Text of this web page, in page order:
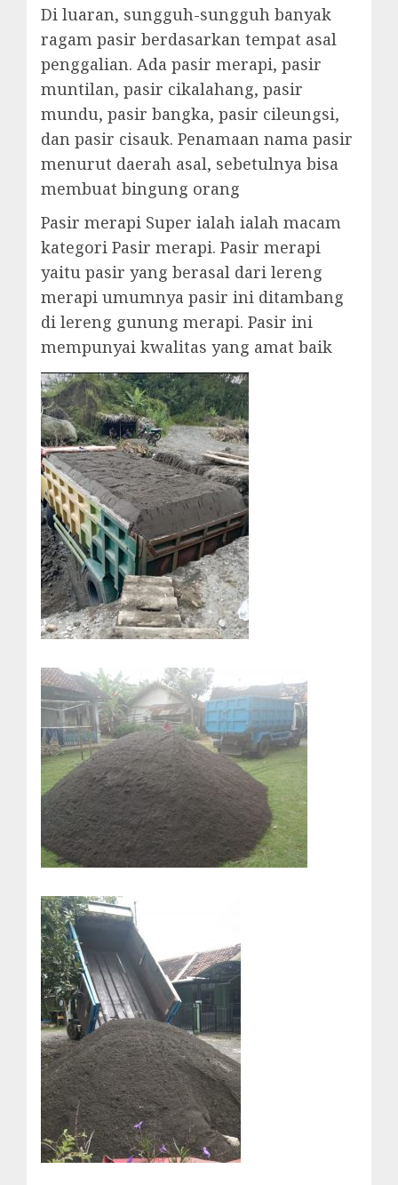
Di luaran, sungguh-sungguh banyak
ragam pasir berdasarkan tempat asal
penggalian. Ada pasir merapi, pasir
muntilan, pasir cikalahang, pasir
mundu, pasir bangka, pasir cileungsi,
dan pasir cisauk. Penamaan nama pasir
menurut daerah asal, sebetulnya bisa
membuat bingung orang
Pasir merapi Super ialah ialah macam
kategori Pasir merapi. Pasir merapi
yaitu pasir yang berasal dari lereng
merapi umumnya pasir ini ditambang
di lereng gunung merapi. Pasir ini
mempunyai kwalitas yang amat baik